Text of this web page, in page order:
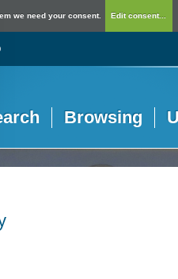
we need your consent. Edit consent...
Browsing